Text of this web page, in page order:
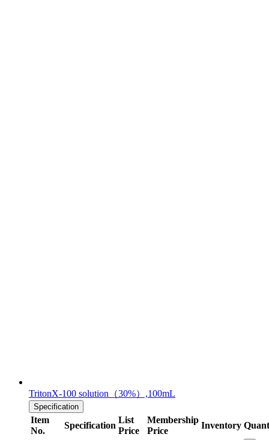
TritonX-100 solution（30%）,100mL
Specification
Item
No.
Specification
List
Price
Membership
Price
Inventory